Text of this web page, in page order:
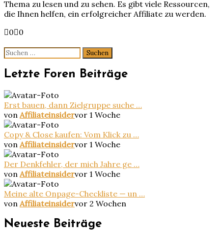
Thema zu lesen und zu sehen. Es gibt viele Ressourcen,
die Ihnen helfen, ein erfolgreicher Affiliate zu werden.
Anklicken
Daumen
nach
unten.
0 Anklicken
Daumen
nach
oben.
0
Suchen
nach:
Letzte Foren Beiträge
Erst bauen, dann Zielgruppe suche …
von Affiliateinsidervor 1 Woche
Copy & Close kaufen: Vom Klick zu …
von Affiliateinsidervor 1 Woche
Der Denkfehler, der mich Jahre ge …
von Affiliateinsidervor 1 Woche
Meine alte Onpage-Checkliste — un …
von Affiliateinsidervor 2 Wochen
Neueste Beiträge